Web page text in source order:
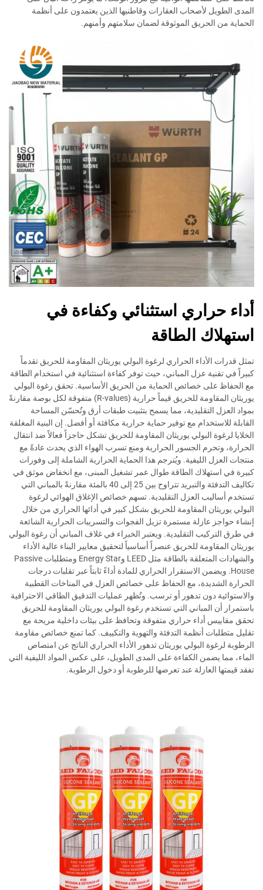
المدى الطويل لأصحاب العقارات وقاطنيها الذين يعتمدون على أنظمة
الحماية من الحريق الموثوقة لضمان سلامتهم وأمنهم.
أداء حراري استثنائي وكفاءة في
استهلاك الطاقة
تمثل قدرات الأداء الحراري لرغوة البولي يوريثان المقاومة للحريق تقدماً
كبيراً في تقنية عزل المباني، حيث توفر كفاءة استثنائية في استخدام الطاقة
مع الحفاظ على خصائص الحماية من الحريق الأساسية. تحقق رغوة البولي
يوريثان المقاومة للحريق قيماً حرارية (R-values) متفوقة لكل بوصة مقارنةً
بمواد العزل التقليدية، مما يسمح بتثبيت طبقات أرق وتُحسّن المساحة
القابلة للاستخدام مع توفير حماية حرارية مكافئة أو أفضل. إن البنية المغلقة
الخلايا لرغوة البولي يوريثان المقاومة للحريق تشكل حاجزاً فعالاً ضد انتقال
الحرارة، وتحرم الجسور الحرارية ومنع تسرب الهواء الذي يحدث عادةً مع
منتجات العزل الليفية. ويُترجم هذا الحماية الحرارية الشاملة إلى وفورات
كبيرة في استهلاك الطاقة طوال عمر تشغيل المبنى، مع انخفاض موثق في
تكاليف التدفئة والتبريد تتراوح بين 25 إلى 40 بالمئة مقارنةً بالمباني التي
تستخدم أساليب العزل التقليدية. تسهم خصائص الإغلاق الهوائي لرغوة
البولي يوريثان المقاومة للحريق بشكل كبير في أدائها الحراري من خلال
إنشاء حواجز عازلة مستمرة تزيل الفجوات والتسريبات الحرارية الشائعة
في طرق التركيب التقليدية. ويعتبر الخبراء في غلاف المباني أن رغوة البولي
يوريثان المقاومة للحريق عنصراً أساسياً لتحقيق معايير البناء عالية الأداء
والشهادات المتعلقة بالطاقة مثل LEED وEnergy Star ومتطلبات Passive
House. ويضمن الاستقرار الحراري للمادة أداءً ثابتاً عبر تقلبات درجات
الحرارة الشديدة، مع الحفاظ على خصائص العزل في المناخات القطبية
والاستوائية دون تدهور أو ترسب. وتُظهر عمليات التدقيق الطاقي الاحترافية
باستمرار أن المباني التي تستخدم رغوة البولي يوريثان المقاومة للحريق
تحقق مقاييس أداء حراري متفوقة وتحافظ على بيئات داخلية مريحة مع
تقليل متطلبات أنظمة التدفئة والتهوية والتكييف. كما تمنع خصائص مقاومة
الرطوبة لرغوة البولي يوريثان تدهور الأداء الحراري الناتج عن امتصاص
الماء، مما يضمن الكفاءة على المدى الطويل، على عكس المواد الليفية التي
تفقد قيمتها العازلة عند تعرضها للرطوبة أو دخول الرطوبة.